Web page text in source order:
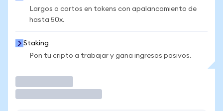
Largos o cortos en tokens con apalancamiento de
hasta 50x.
Staking
Pon tu cripto a trabajar y gana ingresos pasivos.